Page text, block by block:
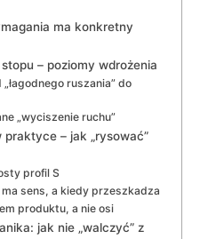
ma konkretny
– poziomy wdrożenia
ruszania” do
„wyciszenie ruchu”
– jak „rysować”
profil S
sens, a kiedy przeszkadza
produktu, a nie osi
jak nie „walczyć” z